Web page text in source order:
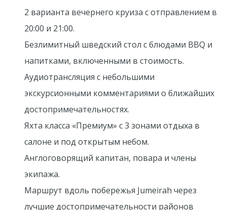
2 варианта вечернего круиза с отправлением в
20:00 и 21:00.
Безлимитный шведский стол с блюдами BBQ и
напитками, включенными в стоимость.
Аудиотрансляция с небольшими
экскурсионными комментариями о ближайших
достопримечательностях.
Яхта класса «Премиум» с 3 зонами отдыха в
салоне и под открытым небом.
Англоговорящий капитан, повара и члены
экипажа.
Маршрут вдоль побережья Jumeirah через
лучшие достопримечательности районов